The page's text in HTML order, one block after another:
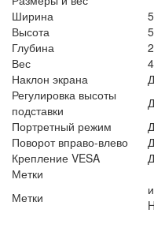
Ширина
Высота
Глубина
Вес
Наклон экрана
Регулировка высоты
подставки
Портретный режим
Поворот вправо-влево
Крепление VESA
Метки
Метки